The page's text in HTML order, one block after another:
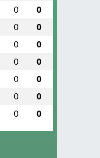
0 0
0 0
0 0
0 0
0 0
0 0
0 0